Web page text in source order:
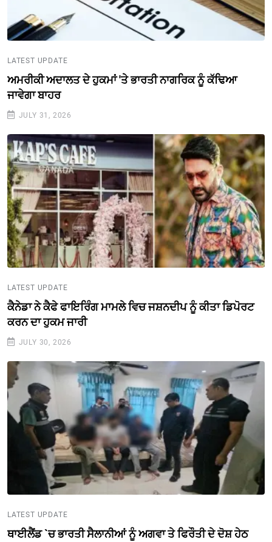
LATEST UPDATE
ਅਮਰੀਕੀ ਅਦਾਲਤ ਦੇ ਹੁਕਮਾਂ 'ਤੇ ਭਾਰਤੀ ਨਾਗਰਿਕ ਨੂੰ ਕੱਢਿਆ
ਜਾਵੇਗਾ ਬਾਹਰ
JULY 31, 2026
LATEST UPDATE
ਕੈਨੇਡਾ ਨੇ ਕੈਫੇ ਫਾਇਰਿੰਗ ਮਾਮਲੇ ਵਿਚ ਜਸ਼ਨਦੀਪ ਨੂੰ ਕੀਤਾ ਡਿਪੋਰਟ
ਕਰਨ ਦਾ ਹੁਕਮ ਜਾਰੀ
JULY 30, 2026
LATEST UPDATE
ਥਾਈਲੈਂਡ `ਚ ਭਾਰਤੀ ਸੈਲਾਨੀਆਂ ਨੂੰ ਅਗਵਾ ਤੇ ਫਿਰੌਤੀ ਦੇ ਦੋਸ਼ ਹੇਠ